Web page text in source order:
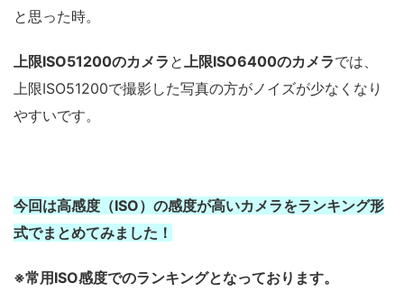
と思った時。
上限ISO51200のカメラ と 上限ISO6400のカメラでは、
上限ISO51200で撮影した写真の方がノイズが少なくなり
やすいです。
今回は高感度（ISO）の感度が高いカメラをランキング形
式でまとめてみました！
※常用ISO感度でのランキングとなっております。